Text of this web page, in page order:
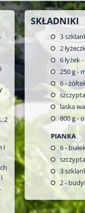
2
i
i
SKŁADNIKI
3
2
6łyżek
250g -
6-
laska
800g -
PIANKA
6-
3
2-